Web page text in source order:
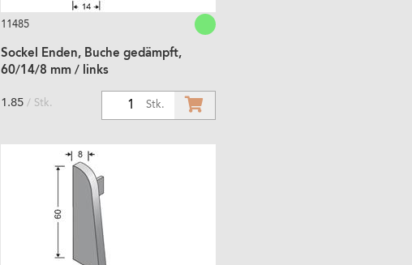
11485
Sockel Enden, Buche gedämpft,
60/14/8 mm / links
Stk.
1.85 / Stk.